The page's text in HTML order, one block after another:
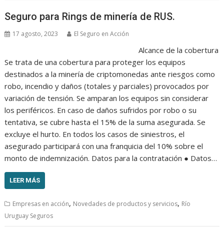
Seguro para Rings de minería de RUS.
17 agosto, 2023 El Seguro en Acción
Alcance de la cobertura
Se trata de una cobertura para proteger los equipos
destinados a la minería de criptomonedas ante riesgos como
robo, incendio y daños (totales y parciales) provocados por
variación de tensión. Se amparan los equipos sin considerar
los periféricos. En caso de daños sufridos por robo o su
tentativa, se cubre hasta el 15% de la suma asegurada. Se
excluye el hurto. En todos los casos de siniestros, el
asegurado participará con una franquicia del 10% sobre el
monto de indemnización. Datos para la contratación ● Datos…
LEER MÁS
Empresas en acción, Novedades de productos y servicios, Río
Uruguay Seguros